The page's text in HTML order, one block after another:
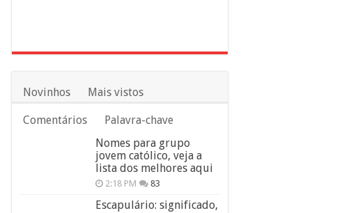
Novinhos Mais vistos
Comentários
Palavra-chave
Nomes para grupo
jovem católico, veja a
lista dos melhores aqui
2:18 PM 83
Escapulário: significado,